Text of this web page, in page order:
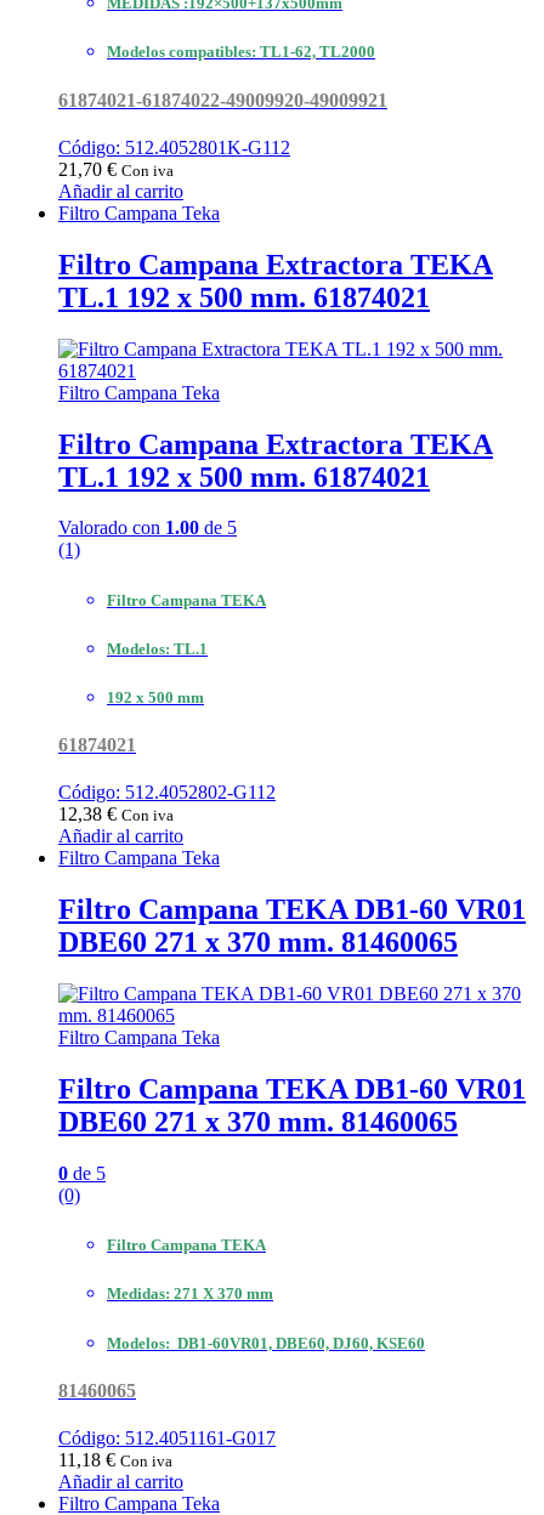
Modelos compatibles: TL1-62, TL2000
61874021-61874022-49009920-49009921
Código: 512.4052801K-G112
21,70 € Con iva
Añadir al carrito
Filtro Campana Teka
Filtro Campana Extractora TEKA
TL.1 192 x 500 mm. 61874021
Filtro Campana Teka
Filtro Campana Extractora TEKA
TL.1 192 x 500 mm. 61874021
Valorado con 1.00 de 5
(1)
Filtro Campana TEKA
Modelos: TL.1
192 x 500 mm
61874021
Código: 512.4052802-G112
12,38 € Con iva
Añadir al carrito
Filtro Campana Teka
Filtro Campana TEKA DB1-60 VR01
DBE60 271 x 370 mm. 81460065
Filtro Campana Teka
Filtro Campana TEKA DB1-60 VR01
DBE60 271 x 370 mm. 81460065
0 de 5
(0)
Filtro Campana TEKA
Medidas: 271 X 370 mm
Modelos: DB1-60VR01, DBE60, DJ60, KSE60
81460065
Código: 512.4051161-G017
11,18 € Con iva
Añadir al carrito
Filtro Campana Teka